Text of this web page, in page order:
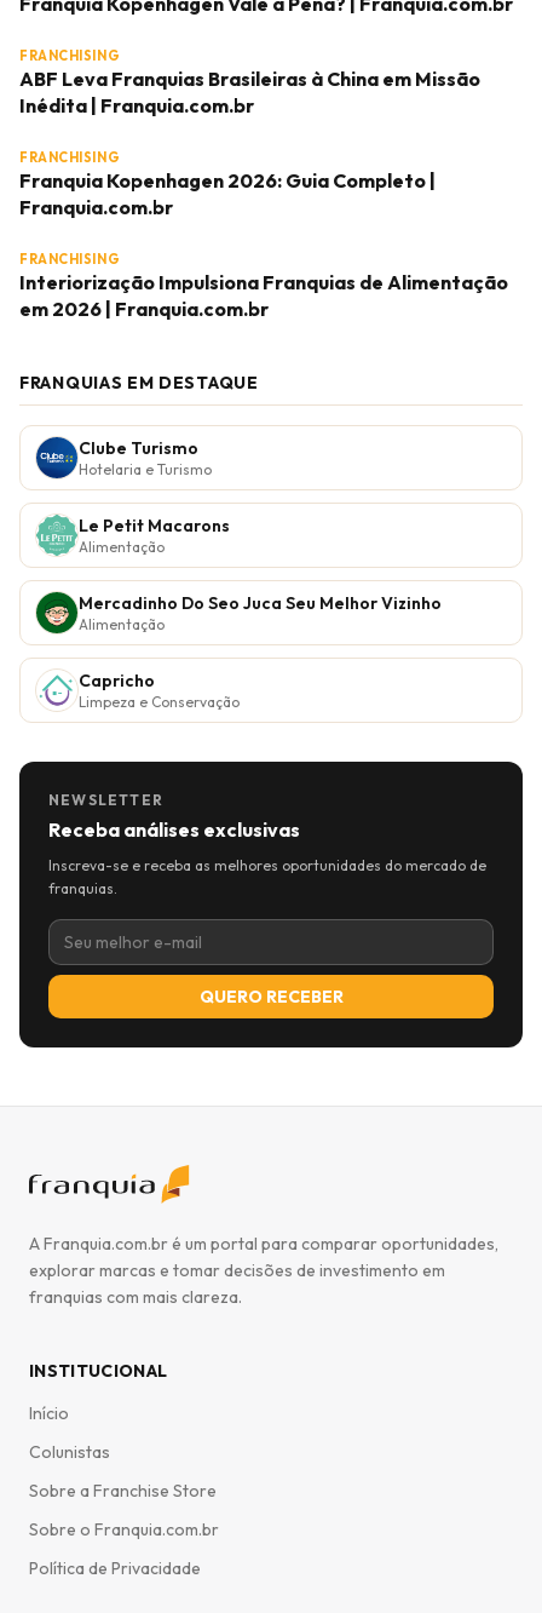
FRANCHISING
ABF Leva Franquias Brasileiras à China em Missão
Inédita | Franquia.com.br
FRANCHISING
Franquia Kopenhagen 2026: Guia Completo |
Franquia.com.br
FRANCHISING
Interiorização Impulsiona Franquias de Alimentação
em 2026 | Franquia.com.br
FRANQUIAS EM DESTAQUE
Clube Turismo
Hotelaria e Turismo
Le Petit Macarons
Alimentação
Mercadinho Do Seo Juca Seu Melhor Vizinho
Alimentação
Capricho
Limpeza e Conservação
NEWSLETTER
Receba análises exclusivas
Inscreva-se e receba as melhores oportunidades do mercado de
franquias.
QUERO RECEBER
A Franquia.com.br é um portal para comparar oportunidades,
explorar marcas e tomar decisões de investimento em
franquias com mais clareza.
INSTITUCIONAL
Início
Colunistas
Sobre a Franchise Store
Sobre o Franquia.com.br
Política de Privacidade